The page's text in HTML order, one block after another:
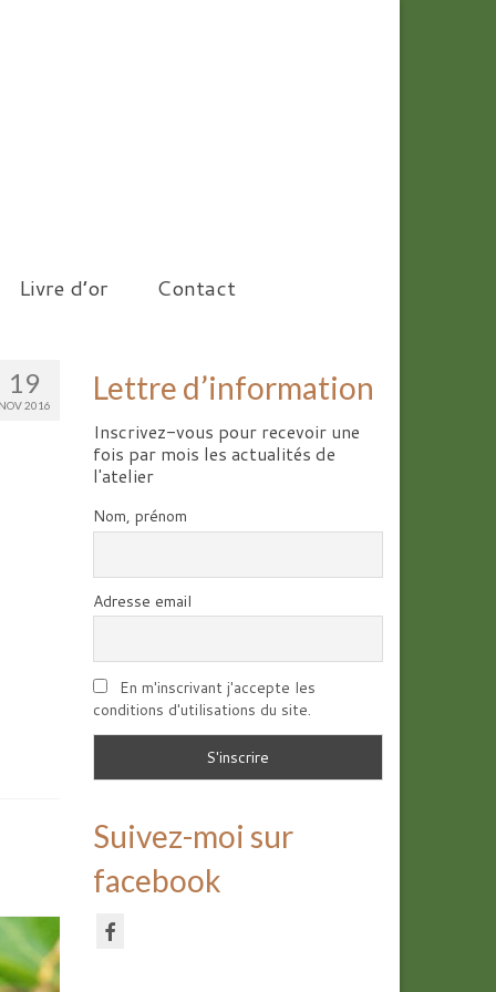
Livre d’or Contact
19
NOV 2016 Lettre d’information
Inscrivez-vous pour recevoir une
fois par mois les actualités de
l'atelier
Nom, prénom
Adresse email
En m'inscrivant j'accepte les
conditions d'utilisations du site.
Suivez-moi sur
facebook